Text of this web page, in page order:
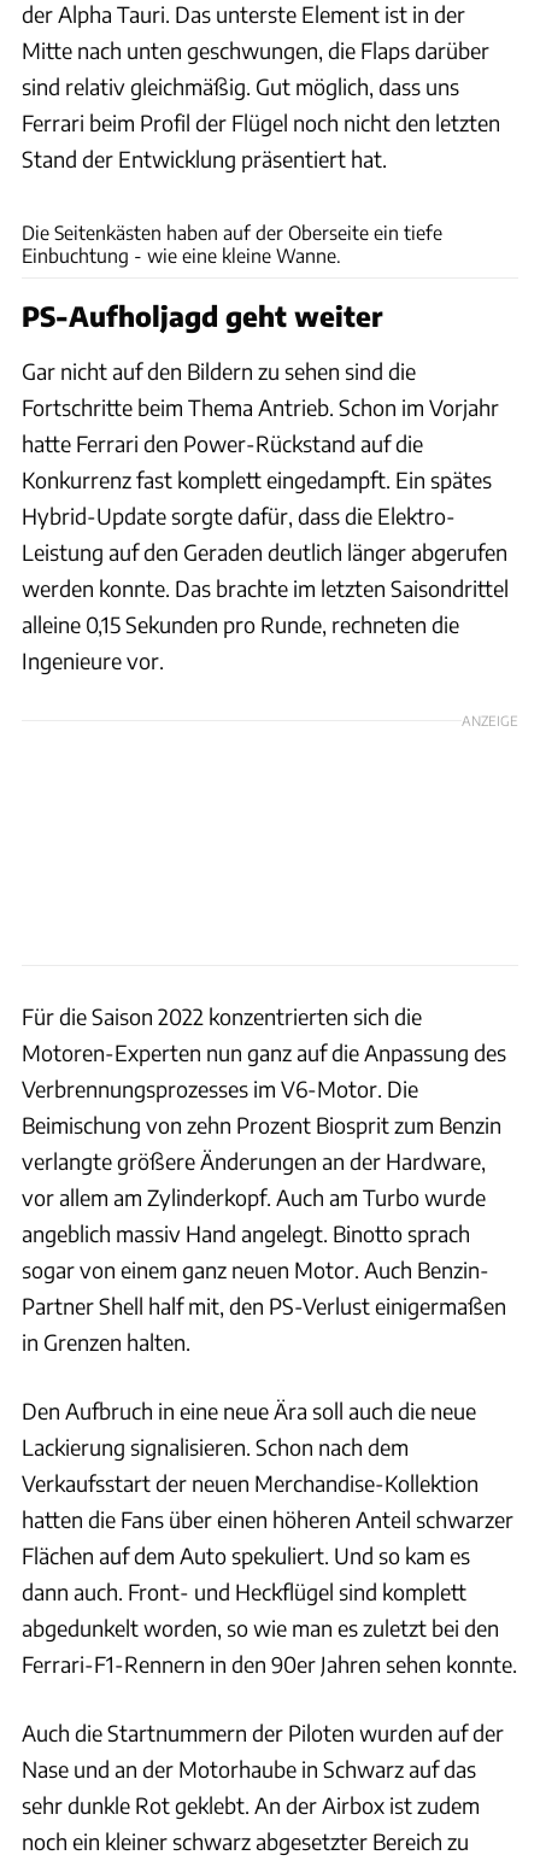
der Alpha Tauri. Das unterste Element ist in der
Mitte nach unten geschwungen, die Flaps darüber
sind relativ gleichmäßig. Gut möglich, dass uns
Ferrari beim Profil der Flügel noch nicht den letzten
Stand der Entwicklung präsentiert hat.
Die Seitenkästen haben auf der Oberseite ein tiefe
Einbuchtung - wie eine kleine Wanne.
PS-Aufholjagd geht weiter
Gar nicht auf den Bildern zu sehen sind die
Fortschritte beim Thema Antrieb. Schon im Vorjahr
hatte Ferrari den Power-Rückstand auf die
Konkurrenz fast komplett eingedampft. Ein spätes
Hybrid-Update sorgte dafür, dass die Elektro-
Leistung auf den Geraden deutlich länger abgerufen
werden konnte. Das brachte im letzten Saisondrittel
alleine 0,15 Sekunden pro Runde, rechneten die
Ingenieure vor.
ANZEIGE
Für die Saison 2022 konzentrierten sich die
Motoren-Experten nun ganz auf die Anpassung des
Verbrennungsprozesses im V6-Motor. Die
Beimischung von zehn Prozent Biosprit zum Benzin
verlangte größere Änderungen an der Hardware,
vor allem am Zylinderkopf. Auch am Turbo wurde
angeblich massiv Hand angelegt. Binotto sprach
sogar von einem ganz neuen Motor. Auch Benzin-
Partner Shell half mit, den PS-Verlust einigermaßen
in Grenzen halten.
Den Aufbruch in eine neue Ära soll auch die neue
Lackierung signalisieren. Schon nach dem
Verkaufsstart der neuen Merchandise-Kollektion
hatten die Fans über einen höheren Anteil schwarzer
Flächen auf dem Auto spekuliert. Und so kam es
dann auch. Front- und Heckflügel sind komplett
abgedunkelt worden, so wie man es zuletzt bei den
Ferrari-F1-Rennern in den 90er Jahren sehen konnte.
Auch die Startnummern der Piloten wurden auf der
Nase und an der Motorhaube in Schwarz auf das
sehr dunkle Rot geklebt. An der Airbox ist zudem
noch ein kleiner schwarz abgesetzter Bereich zu